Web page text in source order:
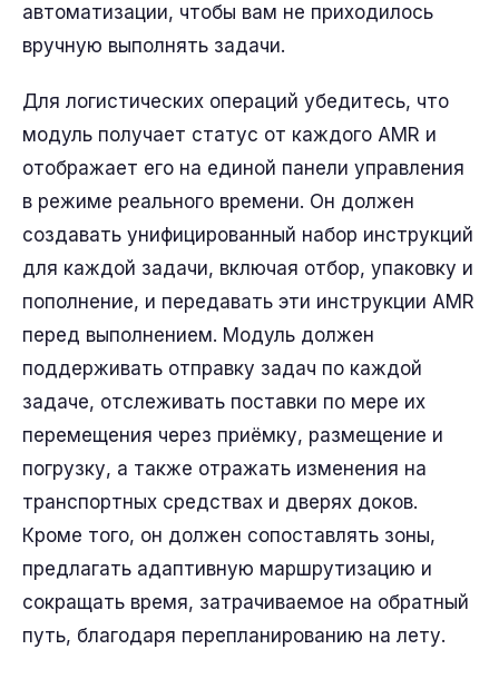
автоматизации, чтобы вам не приходилось
вручную выполнять задачи.
Для логистических операций убедитесь, что
модуль получает статус от каждого AMR и
отображает его на единой панели управления
в режиме реального времени. Он должен
создавать унифицированный набор инструкций
для каждой задачи, включая отбор, упаковку и
пополнение, и передавать эти инструкции AMR
перед выполнением. Модуль должен
поддерживать отправку задач по каждой
задаче, отслеживать поставки по мере их
перемещения через приёмку, размещение и
погрузку, а также отражать изменения на
транспортных средствах и дверях доков.
Кроме того, он должен сопоставлять зоны,
предлагать адаптивную маршрутизацию и
сокращать время, затрачиваемое на обратный
путь, благодаря перепланированию на лету.